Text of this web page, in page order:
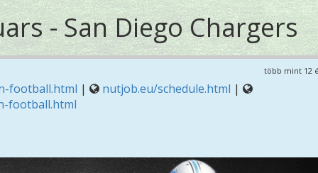
- San Diego Chargers
több mint 12
football.html | nutjob.eu/schedule.html |
football.html